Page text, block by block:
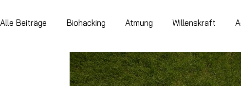
Alle Beiträge Biohacking Atmung Willenskraft
Reset Ernährung Fokus